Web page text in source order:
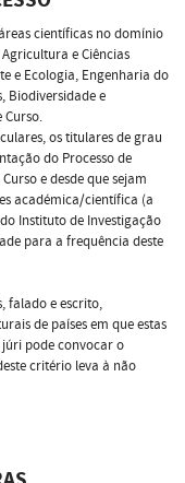
científicas no domínio
e Ciências
e Ecologia, Engenharia do
Biodiversidade e
Curso.
os titulares de grau
do Processo de
e desde que sejam
académica/científica (a
Instituto de Investigação
para a frequência deste
falado e escrito,
de países em que estas
pode convocar o
critério leva à não